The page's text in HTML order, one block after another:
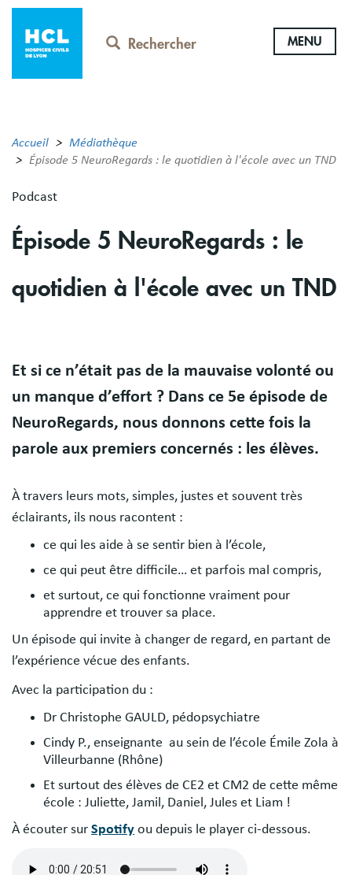
Aller
contenu
principal
Rechercher MENU
Accueil
Médiathèque
Épisode 5 NeuroRegards : le quotidien à l'école avec un TND
Podcast
Épisode 5 NeuroRegards : le
quotidien à l'école avec un TND
Body
Et si ce n’était pas de la mauvaise volonté ou
un manque d’effort ? Dans ce 5e épisode de
NeuroRegards, nous donnons cette fois la
parole aux premiers concernés : les élèves.
À travers leurs mots, simples, justes et souvent très
éclairants, ils nous racontent :
ce qui les aide à se sentir bien à l’école,
ce qui peut être difficile… et parfois mal compris,
et surtout, ce qui fonctionne vraiment pour
apprendre et trouver sa place.
Un épisode qui invite à changer de regard, en partant de
l’expérience vécue des enfants.
Avec la participation du :
Dr Christophe GAULD, pédopsychiatre
Cindy P., enseignante au sein de l’école Émile Zola à
Villeurbanne (Rhône)
Et surtout des élèves de CE2 et CM2 de cette même
école : Juliette, Jamil, Daniel, Jules et Liam !
À écouter sur Spotify ou depuis le player ci-dessous.